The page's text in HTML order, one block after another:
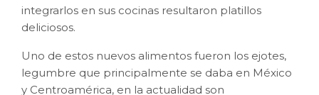
integrarlos en sus cocinas resultaron platillos
deliciosos.
Uno de estos nuevos alimentos fueron los ejotes,
legumbre que principalmente se daba en México
y Centroamérica, en la actualidad son